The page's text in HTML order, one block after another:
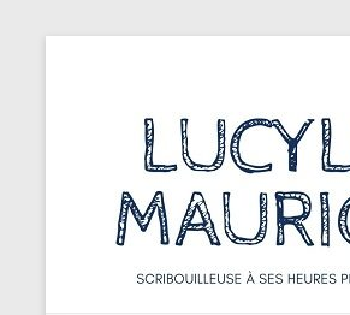
Maurice
Scribouilleuse
perdues